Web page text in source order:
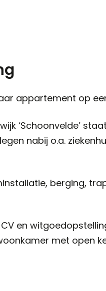
appartement op
‘Schoonvelde’
nabij o.a.
berging,
en
met open